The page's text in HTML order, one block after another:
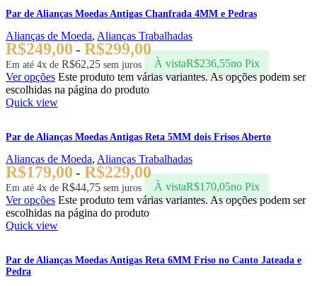
Par de Alianças Moedas Antigas Chanfrada 4MM e Pedras
Alianças de Moeda, Alianças Trabalhadas
R$249,00 - R$299,00
Em até 4x de R$62,25 sem juros À vistaR$236,55no Pix
Ver opções Este produto tem várias variantes. As opções podem ser
escolhidas na página do produto
Quick view
Par de Alianças Moedas Antigas Reta 5MM dois Frisos Aberto
Alianças de Moeda, Alianças Trabalhadas
R$179,00 - R$229,00
Em até 4x de R$44,75 sem juros À vistaR$170,05no Pix
Ver opções Este produto tem várias variantes. As opções podem ser
escolhidas na página do produto
Quick view
Par de Alianças Moedas Antigas Reta 6MM Friso no Canto Jateada e
Pedra